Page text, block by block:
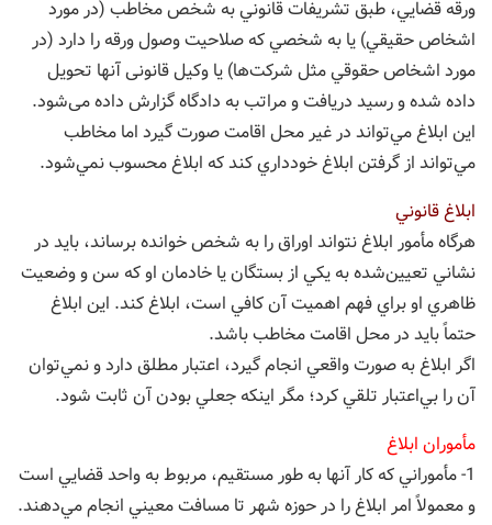
ورقه قضايي، طبق تشريفات قانوني به شخص مخاطب (در مورد
اشخاص حقيقي) يا به شخصي كه صلاحيت وصول ورقه را دارد (در
مورد اشخاص حقوقي مثل شركت‌ها) يا وكيل قانونی آنها تحويل
داده شده و رسيد دریافت و مراتب به دادگاه گزارش داده می‌شود.
اين ابلاغ مي‌تواند در غير محل اقامت صورت گيرد اما مخاطب
مي‌تواند از گرفتن ابلاغ خودداري كند که ابلاغ محسوب نمي‌شود.
ابلاغ قانوني
هرگاه مأمور ابلاغ نتواند اوراق را به شخص خوانده برساند، بايد در
نشاني تعيين‌شده به يكي از بستگان يا خادمان او كه سن و وضعيت
ظاهري او براي فهم اهميت آن كافي است، ابلاغ کند. اين ابلاغ
حتماً بايد در محل اقامت مخاطب باشد.
اگر ابلاغ به صورت واقعي انجام گيرد، اعتبار مطلق دارد و نمي‌توان
آن را بي‌اعتبار تلقي كرد؛ مگر اینکه جعلي بودن آن ثابت شود.
مأموران ابلاغ
1- مأموراني كه کار آنها به طور مستقیم، مربوط به واحد قضايي است
و معمولاً امر ابلاغ را در حوزه شهر تا مسافت معيني انجام مي‌دهند.